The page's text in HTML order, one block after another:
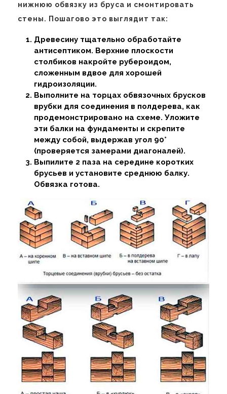
нижнюю обвязку из бруса и смонтировать
стены. Пошагово это выглядит так:
Древесину тщательно обработайте
антисептиком. Верхние плоскости
столбиков накройте рубероидом,
сложенным вдвое для хорошей
гидроизоляции.
Выполните на торцах обвязочных брусков
врубки для соединения в полдерева, как
продемонстрировано на схеме. Уложите
эти балки на фундаменты и скрепите
между собой, выдержав угол 90°
(проверяется замерами диагоналей).
Выпилите 2 паза на середине коротких
брусьев и установите среднюю балку.
Обвязка готова.